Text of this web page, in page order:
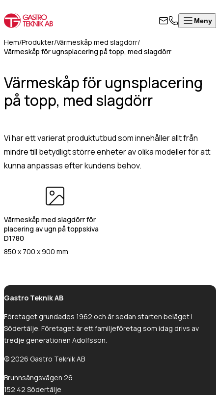
Meny
Hem/Produkter/Värmeskåp med slagdörr/
Värmeskåp för ugnsplacering på topp, med slagdörr
Värmeskåp för ugnsplacering
på topp, med slagdörr
Vi har ett varierat produktutbud som innehåller allt från
mindre till betydligt större enheter av olika modeller för att
kunna anpassas efter kundens behov.
Värmeskåp med slagdörr för
placering av ugn på toppskiva
D1780
850 x 700 x 900 mm
Gastro Teknik AB
Företaget grundades 1962 och är sedan starten beläget i
Södertälje. Företaget är ett familjeföretag som idag drivs av
tredje generationen Adolfsson.
© 2026 Gastro Teknik AB
Brunnsängsvägen 26
152 42 Södertälje
Stäng
Om
oss
Kontakt
i formuläret
för att
oss så
som
(Obligatoriskt)
(Obligatoriskt)
Värmeskåp med skjutdörrar
Värmeri/vattenbad med inredning
Värmeri för korv, mos, bröd
Värmeskåp/Hurts i kombination
Vattenbad på stativ, slät underhylla
Vattenbad för infällnad/inbyggnad
Värmevagnar
Kokeri
Värmehäll
Utlämningshylla